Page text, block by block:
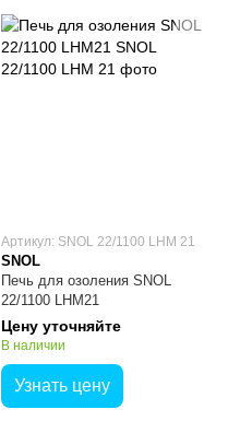
Артикул: SNOL 22/1100 LHM 21
SNOL
Печь для озоления SNOL
22/1100 LHM21
Цену уточняйте
В наличии
Узнать цену